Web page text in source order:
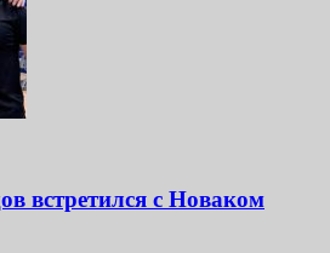
встретился с Новаком